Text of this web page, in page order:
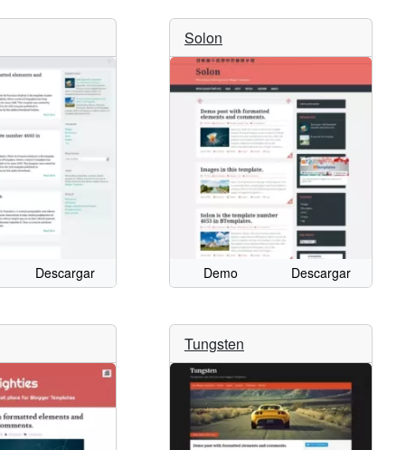
Descargar
Solon
Demo Descargar
Tungsten